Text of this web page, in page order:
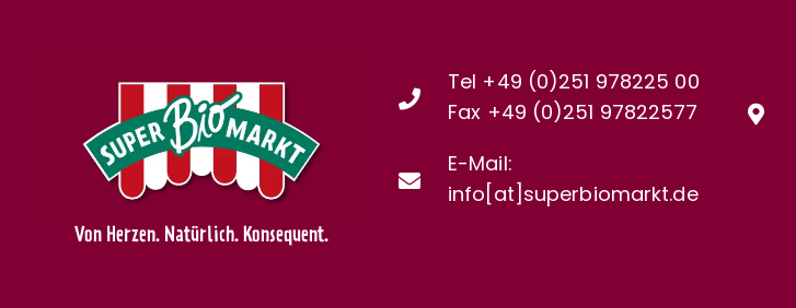
Von Herzen. Natürlich. Konsequent.
Tel +49 (0)251 978225 00
Fax +49 (0)251 97822577
E-Mail:
info[at]superbiomarkt.de